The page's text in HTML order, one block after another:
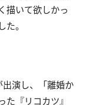
描いて欲しかっ
。
演し、「離婚か
『リコカツ』